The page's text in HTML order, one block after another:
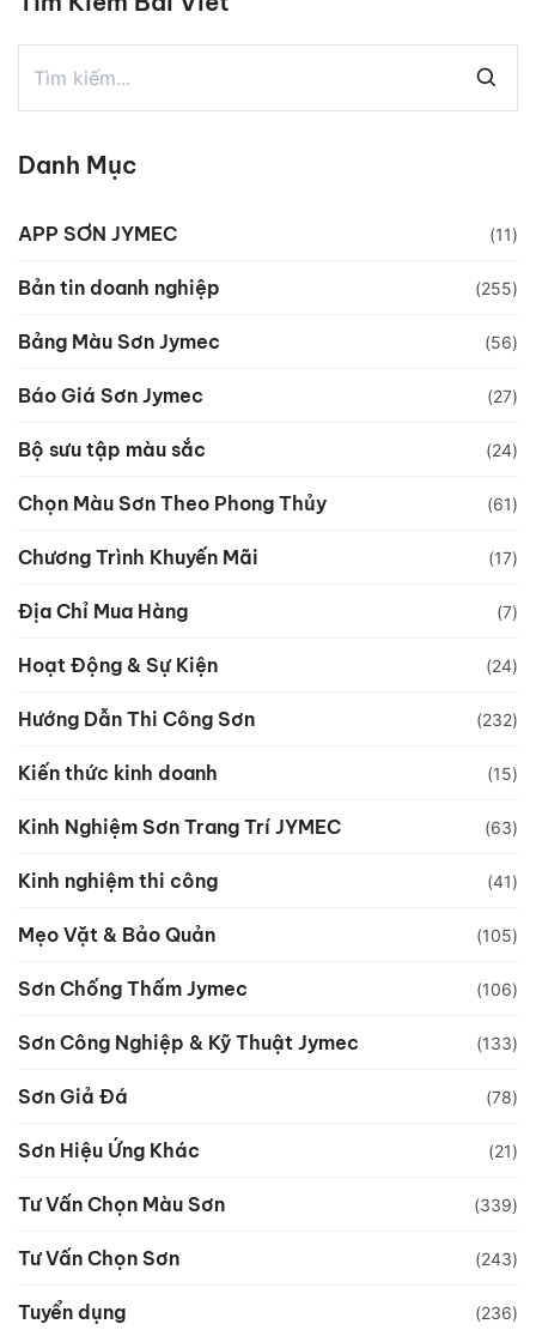
Danh Mục
APP SƠN JYMEC (11)
Bản tin doanh nghiệp (255)
Bảng Màu Sơn Jymec (56)
Báo Giá Sơn Jymec (27)
Bộ sưu tập màu sắc (24)
Chọn Màu Sơn Theo Phong Thủy (61)
Chương Trình Khuyến Mãi (17)
Địa Chỉ Mua Hàng (7)
Hoạt Động & Sự Kiện (24)
Hướng Dẫn Thi Công Sơn (232)
Kiến thức kinh doanh (15)
Kinh Nghiệm Sơn Trang Trí JYMEC (63)
Kinh nghiệm thi công (41)
Mẹo Vặt & Bảo Quản (105)
Sơn Chống Thấm Jymec (106)
Sơn Công Nghiệp & Kỹ Thuật Jymec (133)
Sơn Giả Đá (78)
Sơn Hiệu Ứng Khác (21)
Tư Vấn Chọn Màu Sơn (339)
Tư Vấn Chọn Sơn (243)
Tuyển dụng (236)